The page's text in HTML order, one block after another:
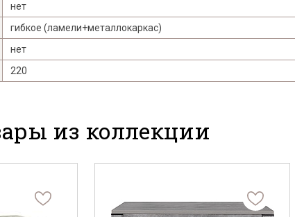
нет
гибкое (ламели+металлокаркас)
нет
220
из коллекции